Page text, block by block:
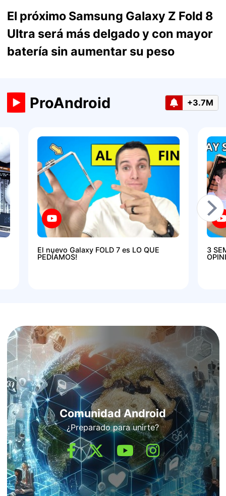
El próximo Samsung Galaxy Z Fold 8
Ultra será más delgado y con mayor
batería sin aumentar su peso
ProAndroid +3.7M
El nuevo Galaxy FOLD 7 es LO QUE
PEDÍAMOS!
3
Comunidad Android
¿Preparado para unirte?